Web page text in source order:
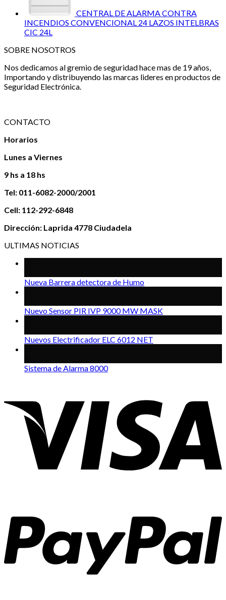
CENTRAL DE ALARMA CONTRA
INCENDIOS CONVENCIONAL 24 LAZOS INTELBRAS
CIC 24L
SOBRE NOSOTROS
Nos dedicamos al gremio de seguridad hace mas de 19 años,
Importando y distribuyendo las marcas lideres en productos de
Seguridad Electrónica.
CONTACTO
Horarios
Lunes a Viernes
9 hs a 18 hs
Tel: 011-6082-2000/2001
Cell: 112-292-6848
Dirección: Laprida 4778 Ciudadela
ULTIMAS NOTICIAS
Nueva Barrera detectora de Humo
Nuevo Sensor PIR IVP 9000 MW MASK
Nuevos Electrificador ELC 6012 NET
Sistema de Alarma 8000